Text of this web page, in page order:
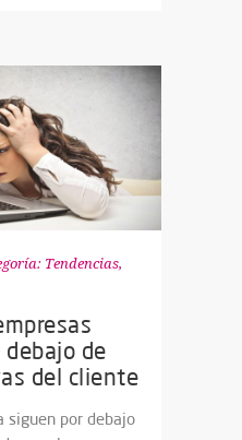
Tendencias,
de
del cliente
siguen por debajo